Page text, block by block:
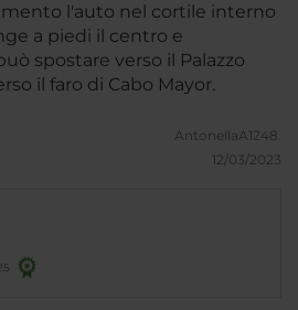
interno
a piedi il centro e
spostare verso il Palazzo
il faro di Cabo Mayor.
AntonellaA1248.
12/03/2023